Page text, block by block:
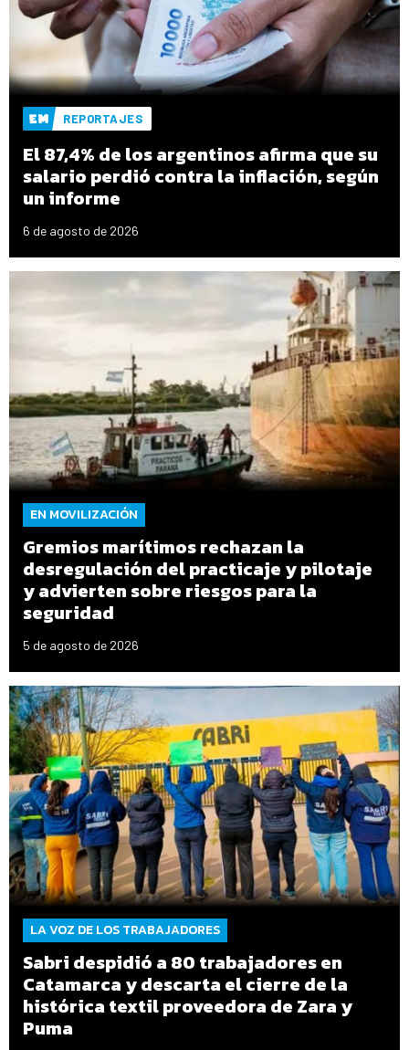
REPORTAJES
El 87,4% de los argentinos afirma que su
salario perdió contra la inflación, según
un informe
6 de agosto de 2026
EN MOVILIZACIÓN
Gremios marítimos rechazan la
desregulación del practicaje y pilotaje
y advierten sobre riesgos para la
seguridad
5 de agosto de 2026
LA VOZ DE LOS TRABAJADORES
Sabri despidió a 80 trabajadores en
Catamarca y descarta el cierre de la
histórica textil proveedora de Zara y
Puma